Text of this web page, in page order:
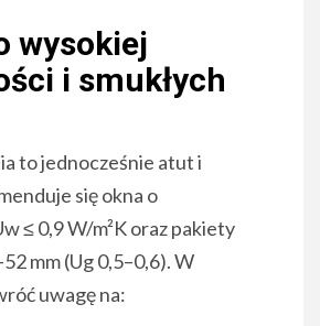
wysokiej
i smukłych
to jednocześnie atut i
się okna o
≤ 0,9 W/m²K oraz pakiety
mm (Ug 0,5–0,6). W
uwagę na: